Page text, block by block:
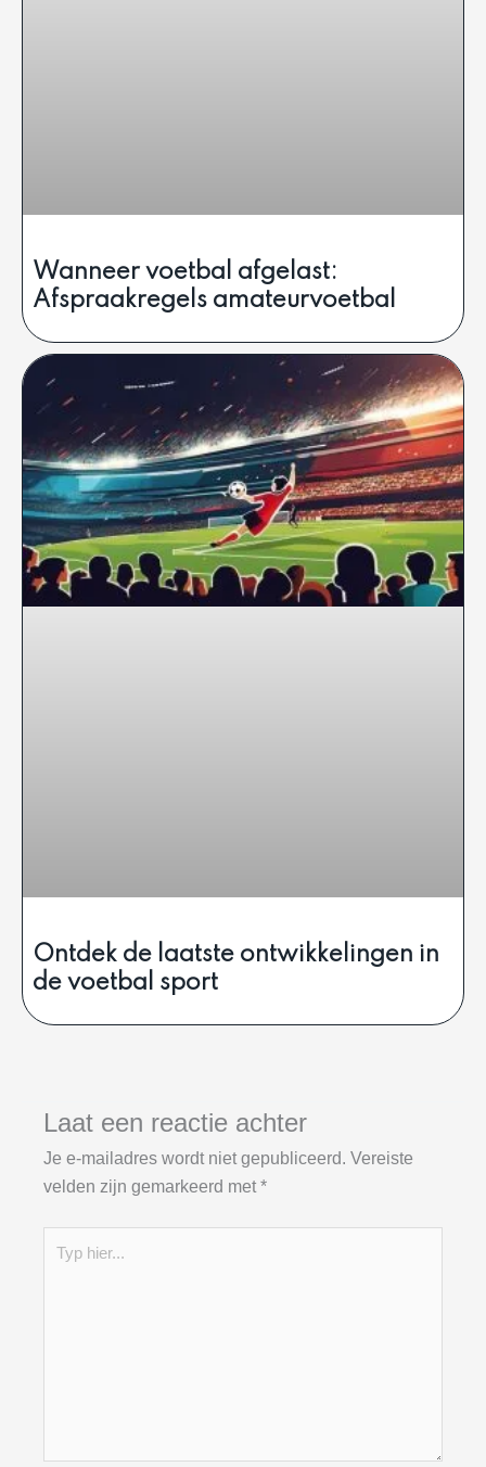
Wanneer voetbal afgelast:
Afspraakregels amateurvoetbal
Ontdek de laatste ontwikkelingen in
de voetbal sport
Laat een reactie achter
Je e-mailadres wordt niet gepubliceerd. Vereiste
velden zijn gemarkeerd met *
hier...